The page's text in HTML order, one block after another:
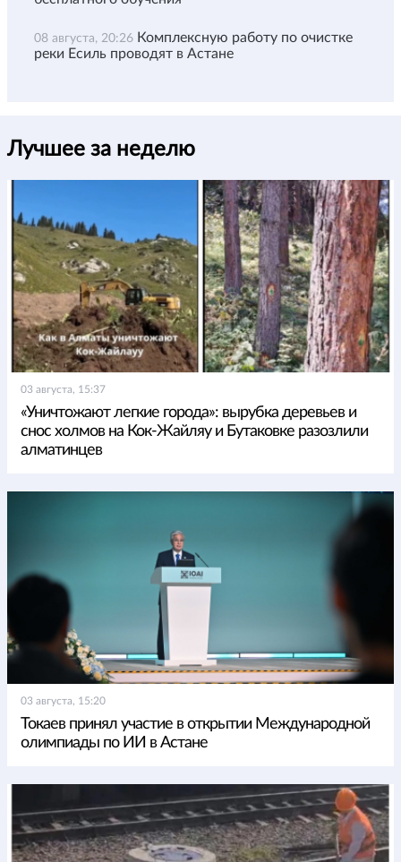
08 августа, 20:26 Комплексную работу по очистке
реки Есиль проводят в Астане
Лучшее за неделю
03 августа, 15:37
«Уничтожают легкие города»: вырубка деревьев и
снос холмов на Кок-Жайляу и Бутаковке разозлили
алматинцев
03 августа, 15:20
Токаев принял участие в открытии Международной
олимпиады по ИИ в Астане